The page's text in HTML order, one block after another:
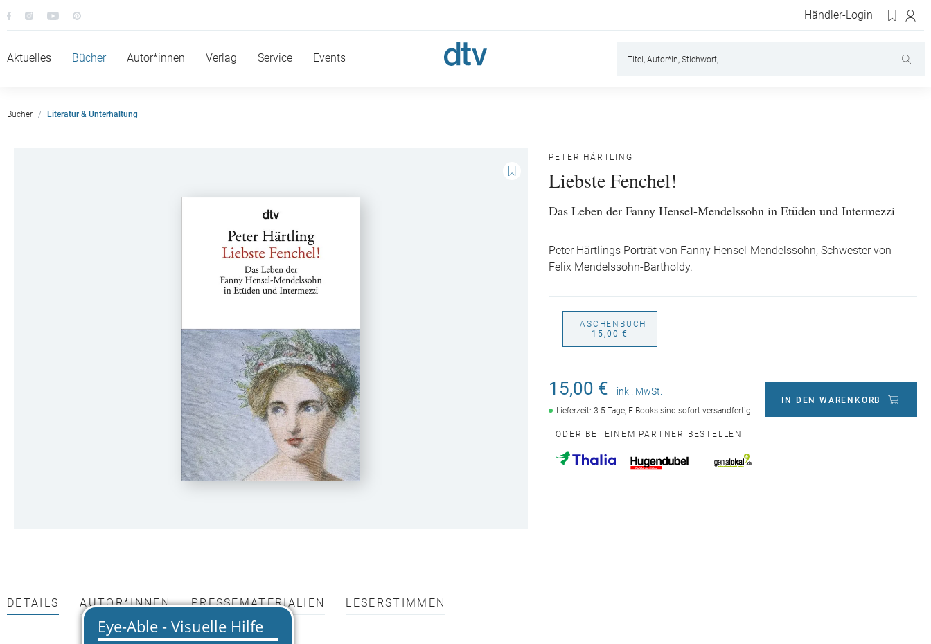
Händler-Login
Aktuelles Bücher Autor*innen Verlag Service Events
Bücher Literatur & Unterhaltung
PETER HÄRTLING
Liebste Fenchel!
Das Leben der Fanny Hensel-Mendelssohn in Etüden und Intermezzi
Peter Härtlings Porträt von Fanny Hensel-Mendelssohn, Schwester von
Felix Mendelssohn-Bartholdy.
TASCHENBUCH
15,00 €
15,00 € inkl. MwSt.
Lieferzeit: 3-5 Tage, E-Books sind sofort versandfertig
IN DEN WARENKORB
ODER BEI EINEM PARTNER BESTELLEN
DETAILS AUTOR*INNEN PRESSEMATERIALIEN LESERSTIMMEN